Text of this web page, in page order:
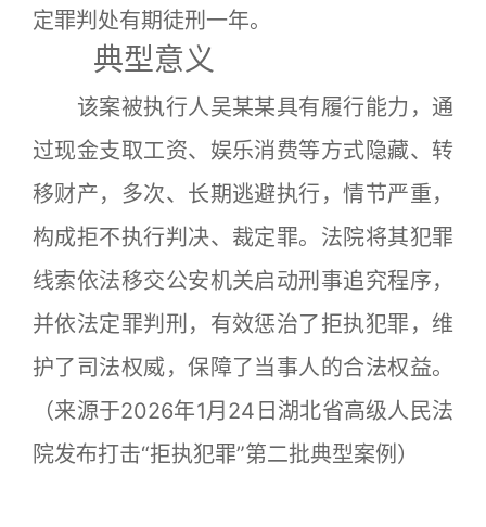
定罪判处有期徒刑一年。
典型意义
该案被执行人吴某某具有履行能力，通
过现金支取工资、娱乐消费等方式隐藏、转
移财产，多次、长期逃避执行，情节严重，
构成拒不执行判决、裁定罪。法院将其犯罪
线索依法移交公安机关启动刑事追究程序，
并依法定罪判刑，有效惩治了拒执犯罪，维
护了司法权威，保障了当事人的合法权益。
（来源于2026年1月24日湖北省高级人民法
院发布打击“拒执犯罪”第二批典型案例）